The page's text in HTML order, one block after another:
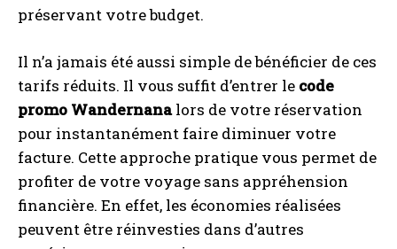
préservant votre budget.
Il n’a jamais été aussi simple de bénéficier de ces
tarifs réduits. Il vous suffit d’entrer le code
promo Wandernanalors de votre réservation
pour instantanément faire diminuer votre
facture. Cette approche pratique vous permet de
profiter de votre voyage sans appréhension
financière. En effet, les économies réalisées
peuvent être réinvesties dans d’autres